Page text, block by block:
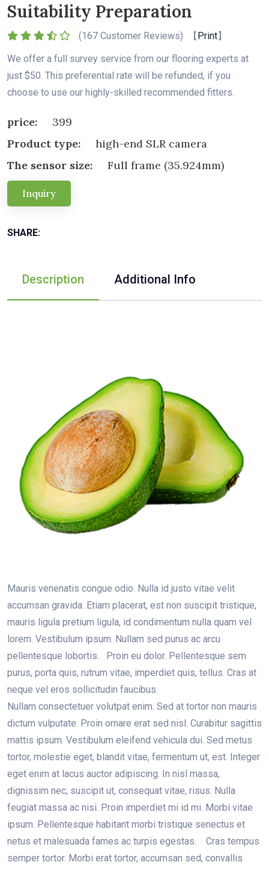
Suitability Preparation
(167 Customer Reviews) 【Print】
We offer a full survey service from our flooring experts at
just $50. This preferential rate will be refunded, if you
choose to use our highly-skilled recommended fitters.
price:
399
Product type:
high-end SLR camera
The sensor size:
Full frame (35.924mm)
Inquiry
SHARE:
Description Additional Info
Mauris venenatis congue odio. Nulla id justo vitae velit
accumsan gravida. Etiam placerat, est non suscipit tristique,
mauris ligula pretium ligula, id condimentum nulla quam vel
lorem. Vestibulum ipsum. Nullam sed purus ac arcu
pellentesque lobortis. Proin eu dolor. Pellentesque sem
purus, porta quis, rutrum vitae, imperdiet quis, tellus. Cras at
neque vel eros sollicitudin faucibus.
Nullam consectetuer volutpat enim. Sed at tortor non mauris
dictum vulputate. Proin ornare erat sed nisl. Curabitur sagittis
mattis ipsum. Vestibulum eleifend vehicula dui. Sed metus
tortor, molestie eget, blandit vitae, fermentum ut, est. Integer
eget enim at lacus auctor adipiscing. In nisl massa,
dignissim nec, suscipit ut, consequat vitae, risus. Nulla
feugiat massa ac nisi. Proin imperdiet mi id mi. Morbi vitae
ipsum. Pellentesque habitant morbi tristique senectus et
netus et malesuada fames ac turpis egestas. Cras tempus
semper tortor. Morbi erat tortor, accumsan sed, convallis